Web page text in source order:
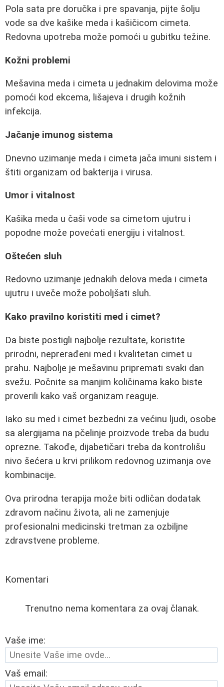
Pola sata pre doručka i pre spavanja, pijte šolju
vode sa dve kašike meda i kašičicom cimeta.
Redovna upotreba može pomoći u gubitku težine.
Kožni problemi
Mešavina meda i cimeta u jednakim delovima može
pomoći kod ekcema, lišajeva i drugih kožnih
infekcija.
Jačanje imunog sistema
Dnevno uzimanje meda i cimeta jača imuni sistem i
štiti organizam od bakterija i virusa.
Umor i vitalnost
Kašika meda u čaši vode sa cimetom ujutru i
popodne može povećati energiju i vitalnost.
Oštećen sluh
Redovno uzimanje jednakih delova meda i cimeta
ujutru i uveče može poboljšati sluh.
Kako pravilno koristiti med i cimet?
Da biste postigli najbolje rezultate, koristite
prirodni, neprerađeni med i kvalitetan cimet u
prahu. Najbolje je mešavinu pripremati svaki dan
svežu. Počnite sa manjim količinama kako biste
proverili kako vaš organizam reaguje.
Iako su med i cimet bezbedni za većinu ljudi, osobe
sa alergijama na pčelinje proizvode treba da budu
oprezne. Takođe, dijabetičari treba da kontrolišu
nivo šećera u krvi prilikom redovnog uzimanja ove
kombinacije.
Ova prirodna terapija može biti odličan dodatak
zdravom načinu života, ali ne zamenjuje
profesionalni medicinski tretman za ozbiljne
zdravstvene probleme.
Komentari
Trenutno nema komentara za ovaj članak.
Vaše ime:
Vaš email: